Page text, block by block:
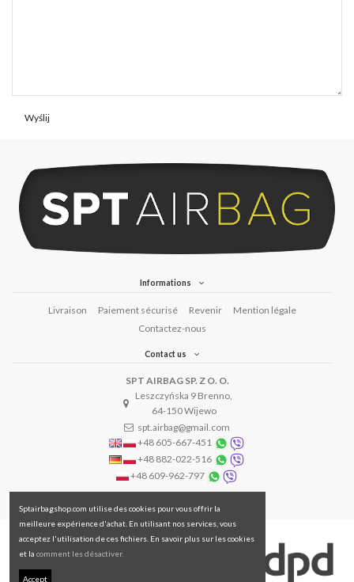
Wyślij
Informations
Livraison Paiement sécurisé Revenir
Mention légale
Contactez-nous
Contact us
SPT AIRBAG SP. Z O. O.
Leszczyńska 9 Brenno,
64-150 Wijewo
spt.airbag@gmail.com
+48 605-667-451
+48 882-022-516
+48 609-962-797
Sptairbagshop.com utilise des cookies pour vous offrir la
meilleure expérience d'achat. En utilisant nos services, vous
acceptez l'utilisation de ces fichiers. En savoir plus sur les cookies
et la comment les désactiver.
Accept